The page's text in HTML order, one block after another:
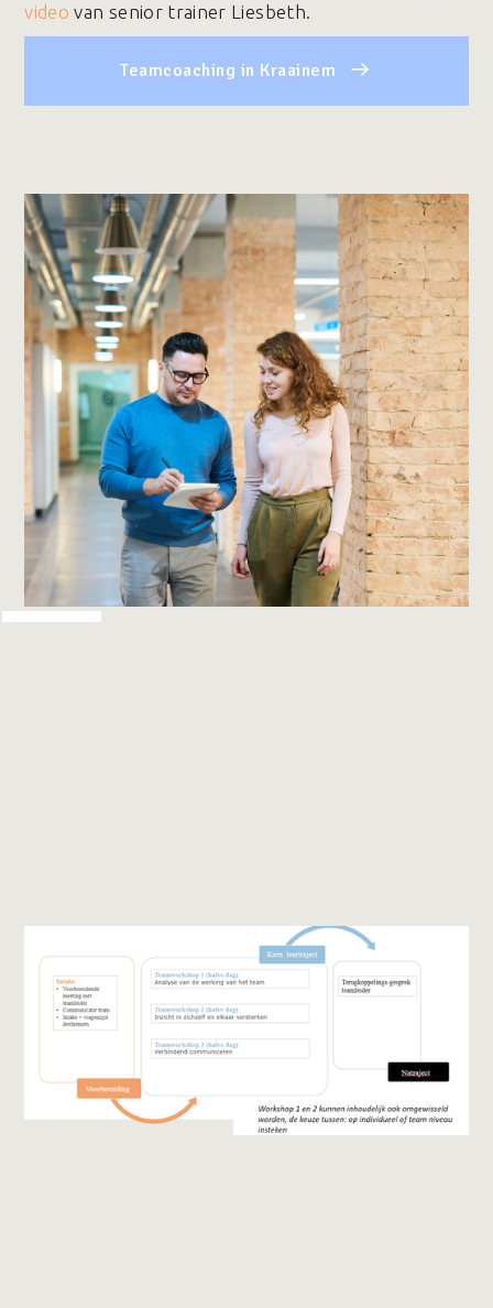
video van senior trainer Liesbeth.
Teamcoaching in Kraainem